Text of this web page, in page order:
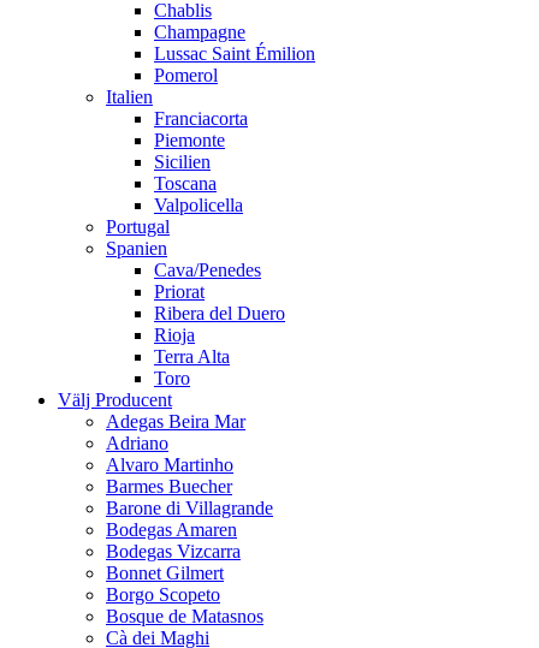
Chablis
Champagne
Lussac Saint Émilion
Pomerol
Italien
Franciacorta
Piemonte
Sicilien
Toscana
Valpolicella
Portugal
Spanien
Cava/Penedes
Priorat
Ribera del Duero
Rioja
Terra Alta
Toro
Välj Producent
Adegas Beira Mar
Adriano
Alvaro Martinho
Barmes Buecher
Barone di Villagrande
Bodegas Amaren
Bodegas Vizcarra
Bonnet Gilmert
Borgo Scopeto
Bosque de Matasnos
Cà dei Maghi